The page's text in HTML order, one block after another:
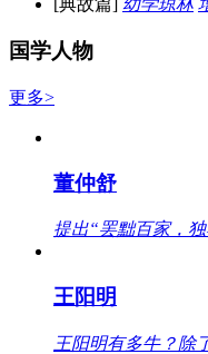
国学人物
更多>
董仲舒
提出“罢黜百家，
王阳明
王阳明有多牛？除